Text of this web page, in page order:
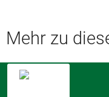
Mehr zu